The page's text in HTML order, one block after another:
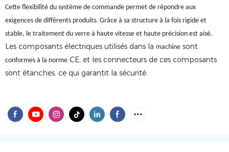
Cette flexibilité du système de commande permet de répondre aux
exigences de différents produits. Grâce à sa structure à la fois rigide et
stable, le traitement du verre à haute vitesse et haute précision est aisé.
Les composants électriques utilisés dans la machine sont
conformes à la norme CE, et les connecteurs de ces composants
sont étanches, ce qui garantit la sécurité.